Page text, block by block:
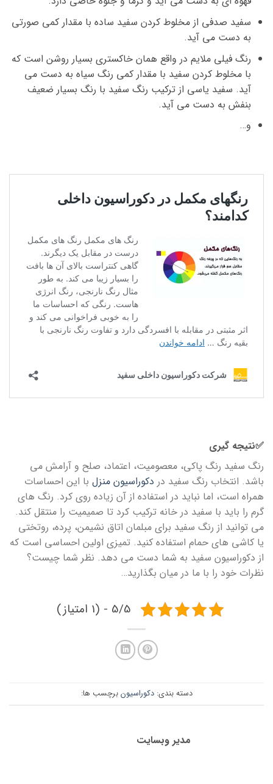
سفید صدفی از مخلوط کردن سفید ساده با مقدار کمی صورتی
به دست می آید.
رنگ فیلی ملایم در واقع همان خاکستری بسیار روشن است که
با مخلوط کردن سفید با مقدار کمی رنگ سیاه به دست می
آید. سفید یاسی از ترکیب رنگ سفید با رنگ بسیار ضعیف
بنفش به دست می آید.
و…
✅نتیجه گیری
رنگ سفید رنگ پاکی، معصومیت، اعتماد، صلح و آرامش می
باشد. انتخاب رنگ سفید در دکوراسیون منزل با این احساسات
همراه است، اما نباید در استفاده از آن زیاده روی کرد. رنگ های
گرم را باید با سفید در خانه ترکیب کرد تا صمیمیت را منتقل کند.
می توانید از رنگ سفید برای مبلمان اتاق نشیمن، پرده، روتختی
یا کاشی های حمام استفاده کنید. تمیزی اولین احساسی است که
از دکوراسیون سفید به شما دست می دهد. نظر شما چیست؟
نظرات خود را با ما در میان بگذارید…
5/5 - (1 امتیاز)
دسته بندی:دکوراسیون برچسب ها:
مدیر وبسایت